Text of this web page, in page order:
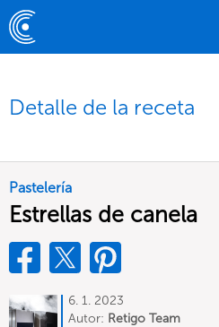
Detalle de la receta
Pastelería
Estrellas de canela
6. 1. 2023
Autor: Retigo Team